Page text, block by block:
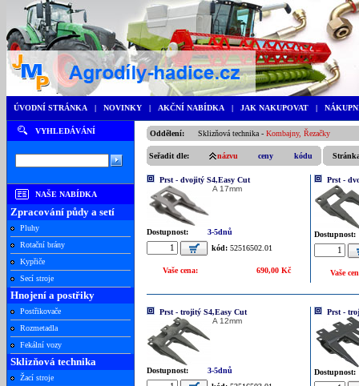
ÚVODNÍ STRÁNKA | NOVINKY | AKČNÍ NABÍDKA | JAK NAKUPOVAT |
VYHLEDÁVÁNÍ
NAŠE NABÍDKA
Zpracování půdy a setí
Pluhy
Rotační brány
Kypřiče
Secí stroje
Hnojení a postřiky
Postřikovače
Rozmetadla
Fekální vozy
Sklizňová technika
Žací stroje
Oddělení: Sklizňová technika - Kombajny, Řezačky
Seřadit dle: názvu ceny kódu
Prst - dvojitý S4,Easy Cut
A 17mm
Dostupnost:
3-5dnů
kód: 52516502.01
Vaše cena: 690,00 Kč
Prst -
Dostupnost:
Vaše
Prst - trojitý S4,Easy Cut
A 12mm
Dostupnost:
3-5dnů
Prst -
Dostupnost: